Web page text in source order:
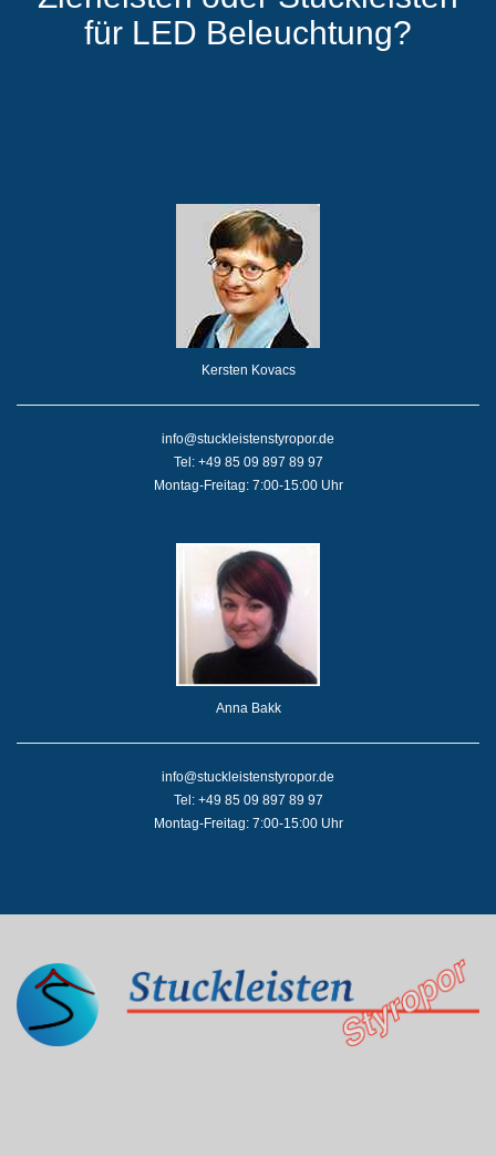
für LED Beleuchtung?
Kersten Kovacs
info@stuckleistenstyropor.de
Tel: +49 85 09 897 89 97
Montag-Freitag: 7:00-15:00 Uhr
Anna Bakk
info@stuckleistenstyropor.de
Tel: +49 85 09 897 89 97
Montag-Freitag: 7:00-15:00 Uhr